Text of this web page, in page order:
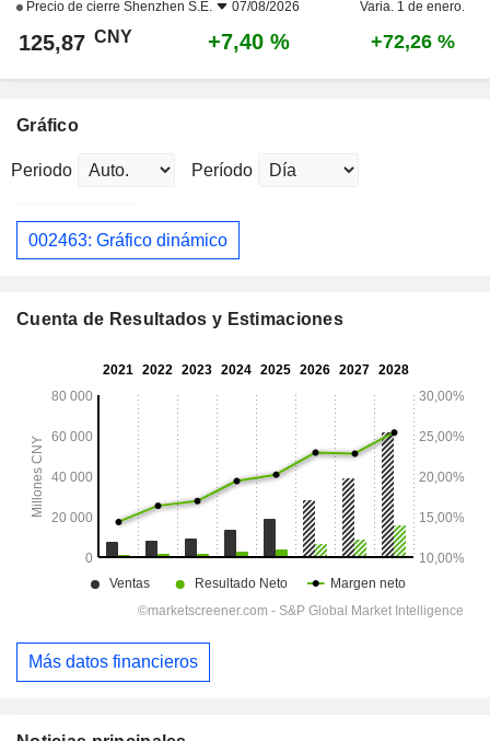
Precio de cierre Shenzhen S.E. 07/08/2026 Varia. 1 de enero.
125,87 CNY +7,40 % +72,26 %
Gráfico
Periodo Período
002463: Gráfico dinámico
Cuenta de Resultados y Estimaciones
Más datos financieros